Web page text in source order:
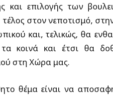
και επιλογής των
στον νεποτισμό,
και, τελικώς, θα
κοινά και έτσι θα
στη Χώρα μας.
θέμα είναι να